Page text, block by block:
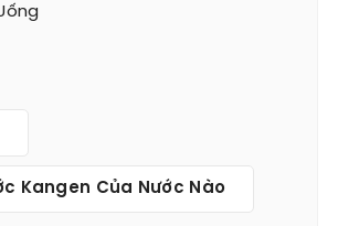
Kangen Của Nước Nào